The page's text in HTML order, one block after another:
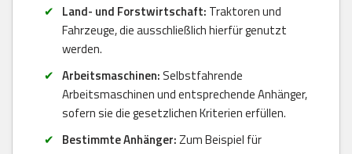
Land- und Forstwirtschaft: Traktoren und
Fahrzeuge, die ausschließlich hierfür genutzt
werden.
Arbeitsmaschinen: Selbstfahrende
Arbeitsmaschinen und entsprechende Anhänger,
sofern sie die gesetzlichen Kriterien erfüllen.
Bestimmte Anhänger:Zum Beispiel für